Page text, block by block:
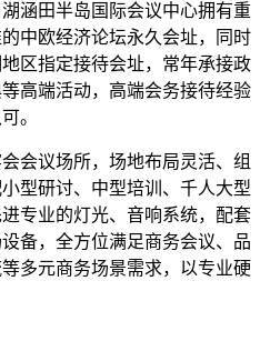
涵田半岛国际会议中心拥有重
中欧经济论坛永久会址，同时
区指定接待会址，常年承接政
高端活动，高端会务接待经验
。
会议场所，场地布局灵活、组
型研讨、中型培训、千人大型
专业的灯光、音响系统，配套
备，全方位满足商务会议、品
多元商务场景需求，以专业硬